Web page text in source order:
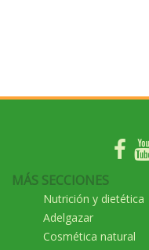
MÁS SECCIONES
Nutrición y dietética
Adelgazar
Cosmética natural